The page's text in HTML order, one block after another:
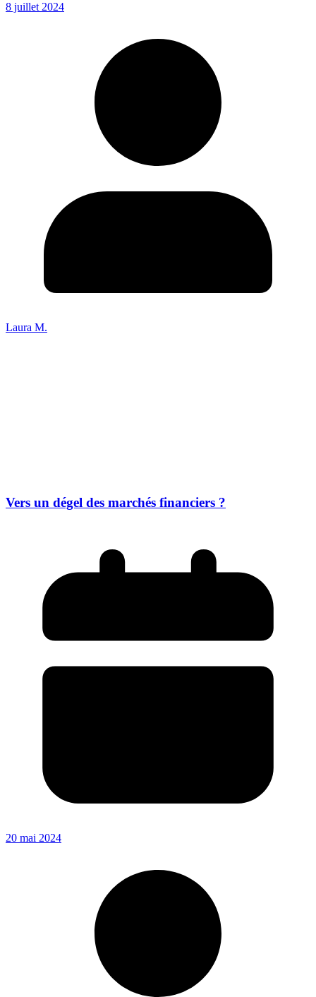
8 juillet 2024
Laura M.
Vers un dégel des marchés financiers ?
20 mai 2024